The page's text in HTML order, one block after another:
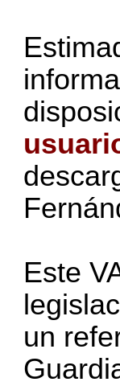
Este
un